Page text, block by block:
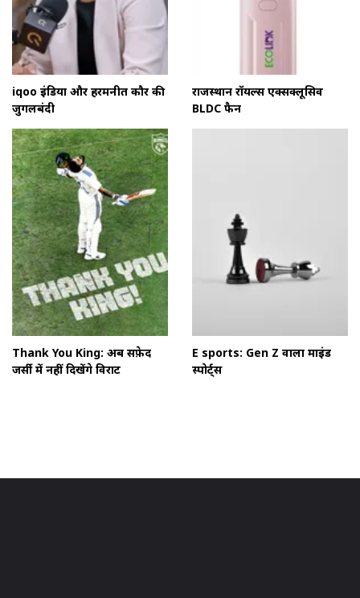
iqoo इंडिया और हरमनप्रीत कौर की
जुगलबंदी
राजस्थान रॉयल्स एक्सक्लूसिव
BLDC फैन
Thank You King: अब सफ़ेद
जर्सी में नहीं दिखेंगे विराट
E sports: Gen Z वाला माइंड
स्पोर्ट्स